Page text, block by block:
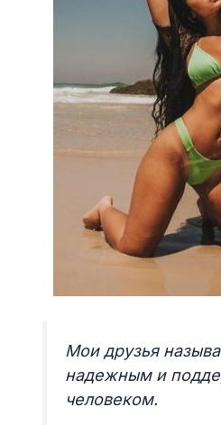
Мои друзья
надежным и
человеком.